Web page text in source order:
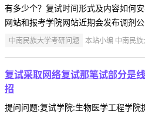
有多少个？复试时间形式及内容如何
网站和报考学院网站近期会发布调剂
中南民族大学考研问题 本站小编 中南民
复试采取网络复试那笔试部分是
招
提问问题:复试学院:生物医学工程学